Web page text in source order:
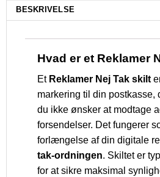
BESKRIVELSE
Hvad er et Reklamer
Et Reklamer Nej Tak skilt
markering til din postkasse,
du ikke ønsker at modtage
forsendelser. Det fungerer
forlængelse af din digitale
tak-ordningen. Skiltet er
for at sikre maksimal